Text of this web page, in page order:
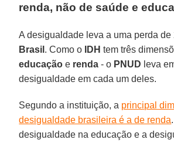
renda, não de saúde e
A desigualdade leva a uma perda de
Brasil . Como o IDH tem três
educação e renda - o PNUD leva
desigualdade em cada um deles.
Segundo a instituição, a principal
desigualdade brasileira é a de renda
desigualdade na educação e a